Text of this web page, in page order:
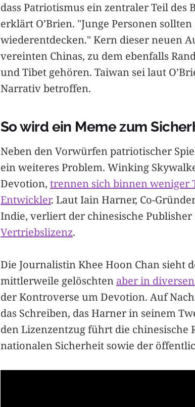
dass Patriotismus ein zentraler Teil des
erklärt O’Brien. "Junge Personen
wiederentdecken." Kern dieser neuen
vereinten Chinas, zu dem ebenfalls
und Tibet gehören. Taiwan sei laut
Narrativ betroffen.
So wird ein Meme zum
Neben den Vorwürfen patriotischer
ein weiteres Problem. Winking
Devotion, trennen sich binnen weniger
Entwickler. Laut Iain Harner, Co-
Indie, verliert der chinesische
Vertriebslizenz.
Die Journalistin Khee Hoon Chan sieht
mittlerweile gelöschten aber in
der Kontroverse um Devotion. Auf
das Schreiben, das Harner in seinem
den Lizenzentzug führt die chinesische
nationalen Sicherheit sowie der